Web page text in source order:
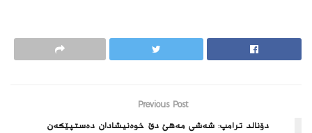
Previous Post
دۆنالد ترامپ: شه‌شى مەھێ دێ خوەنیشادان دەستپێکەن